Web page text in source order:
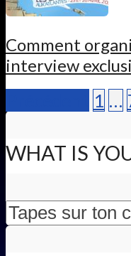
Comment
interview
1 …
WHAT IS